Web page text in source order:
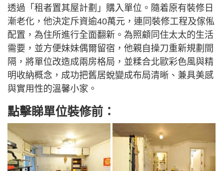
透過「租者置其屋計劃」購入單位。隨着原有裝修日
漸老化，他決定斥資逾40萬元，連同裝修工程及傢俬
配置，為住所進行全面翻新。為照顧同住太太的生活
需要，並方便妹妹偶爾留宿，他親自操刀重新規劃間
隔，將單位改造成兩房格局，並糅合北歐彩色風與精
明收納概念，成功把舊居蛻變成布局清晰、兼具美感
與實用性的溫馨小家。
點擊睇單位裝修前：